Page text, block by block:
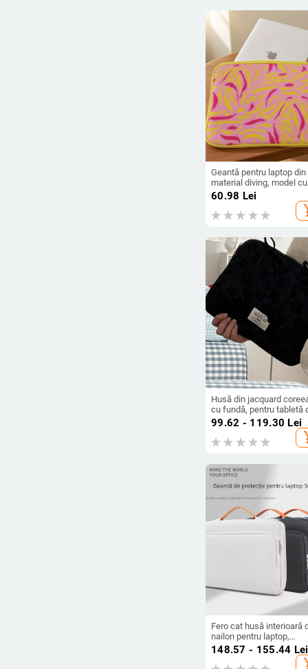
Geantă pentru laptop din
material diving, model cu
dungi, husă interioară
poliester, sezon iarnă
60.98 Lei
Husă din jacquard
cu fundă, pentru tabletă
11 inchi și MacBook de
99.62 - 119.30 Lei
Fero cat husă interioară
nailon pentru laptop,
respirabilă, impermeabilă
rezistentă la uzură, stil
148.57 - 155.44 Lei